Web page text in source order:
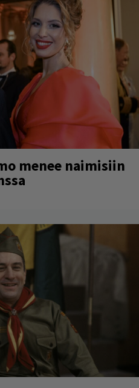
menee naimisiin